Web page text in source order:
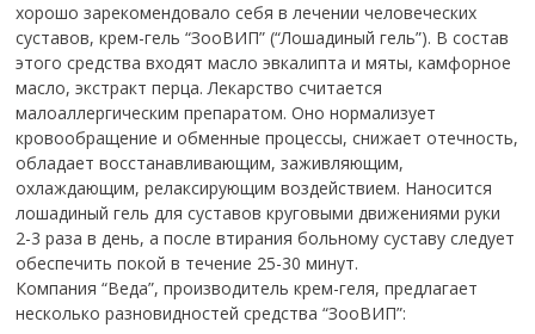
хорошо зарекомендовало себя в лечении человеческих
суставов, крем-гель “ЗооВИП” (“Лошадиный гель”). В состав
этого средства входят масло эвкалипта и мяты, камфорное
масло, экстракт перца. Лекарство считается
малоаллергическим препаратом. Оно нормализует
кровообращение и обменные процессы, снижает отечность,
обладает восстанавливающим, заживляющим,
охлаждающим, релаксирующим воздействием. Наносится
лошадиный гель для суставов круговыми движениями руки
2-3 раза в день, а после втирания больному суставу следует
обеспечить покой в течение 25-30 минут.
Компания “Веда”, производитель крем-геля, предлагает
несколько разновидностей средства “ЗооВИП”: